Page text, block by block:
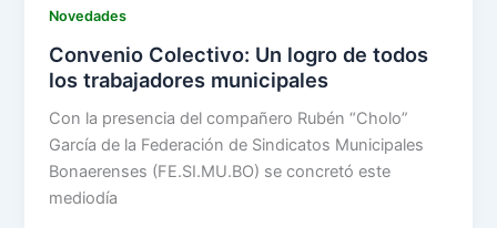
Novedades
Convenio Colectivo: Un logro de todos
los trabajadores municipales
Con la presencia del compañero Rubén “Cholo”
García de la Federación de Sindicatos Municipales
Bonaerenses (FE.SI.MU.BO) se concretó este
mediodía